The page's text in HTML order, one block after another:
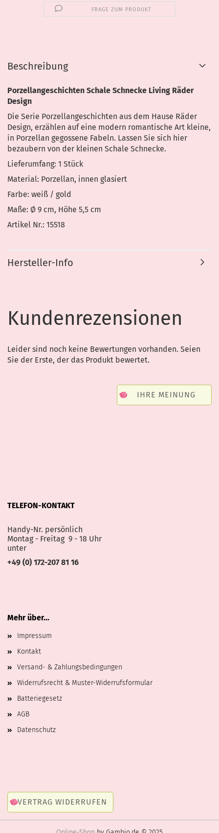
FRAGE ZUM PRODUKT
Beschreibung
Porzellangeschichten Schale Schnecke Living Räder
Design
Die Serie Porzellangeschichten aus dem Hause Räder
Design, erzählen auf eine modern romantische Art kleine,
in Porzellan gegossene Fabeln. Lassen Sie sich hier
bezaubern von der kleinen Schale Schnecke.
Lieferumfang: 1 Stück
Material: Porzellan, innen glasiert
Farbe: weiß / gold
Maße: Ø 9 cm, Höhe 5,5 cm
Artikel Nr.: 15518
Hersteller-Info
Kundenrezensionen
Leider sind noch keine Bewertungen vorhanden. Seien
Sie der Erste, der das Produkt bewertet.
IHRE MEINUNG
TELEFON-KONTAKT
Handy-Nr. persönlich
Montag - Freitag 9 - 18 Uhr
unter
+49 (0) 172-207 81 16
Mehr über...
Impressum
Kontakt
Versand- & Zahlungsbedingungen
Widerrufsrecht & Muster-Widerrufsformular
Batteriegesetz
AGB
Datenschutz
VERTRAG WIDERRUFEN